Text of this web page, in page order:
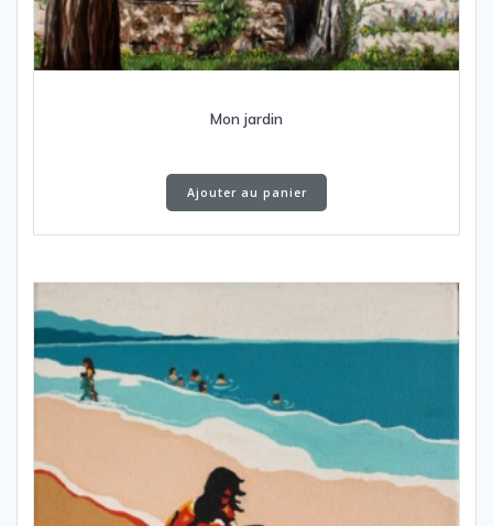
Mon jardin
Ajouter au panier